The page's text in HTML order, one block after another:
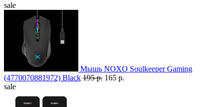
sale
Мышь NOXO Soulkeeper Gaming
(4770070881972) Black 195 р. 165 р.
sale